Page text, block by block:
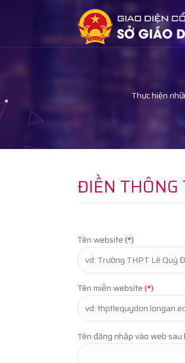
Thực hiện
ĐIỀN THÔNG
Tên website(*)
Tên miền website(*)
Tên đăng nhập vào web